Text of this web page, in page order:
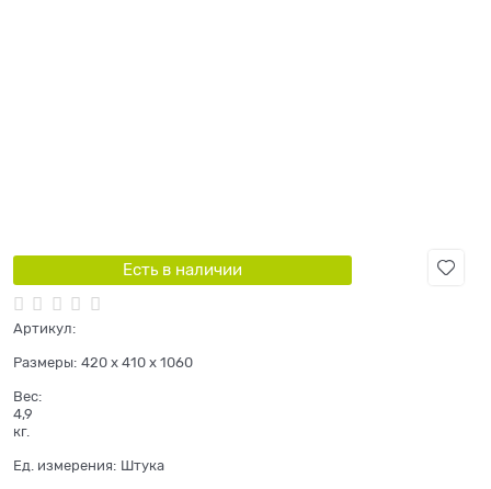
Есть в наличии
Артикул:
Размеры: 420 x 410 x 1060
Вес:
4,9
кг.
Ед. измерения: Штука